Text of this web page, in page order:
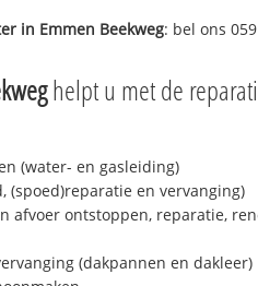
in Emmen Beekweg: bel ons
helpt u met de
(water- en gasleiding)
(spoed)reparatie en vervanging)
afvoer ontstoppen, reparatie,
(dakpannen en dakleer)